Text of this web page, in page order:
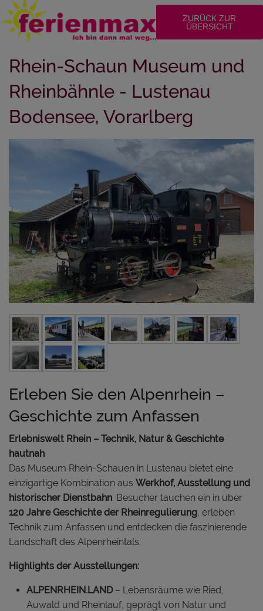
ZURÜCK ZUR
ÜBERSICHT
Rhein-Schaun Museum und
Rheinbähnle - Lustenau
Bodensee, Vorarlberg
Erleben Sie den Alpenrhein –
Geschichte zum Anfassen
Erlebniswelt Rhein – Technik, Natur & Geschichte
hautnah
Das Museum Rhein-Schauen in Lustenau bietet eine
einzigartige Kombination aus Werkhof, Ausstellung und
historischer Dienstbahn. Besucher tauchen ein in über
120 Jahre Geschichte der Rheinregulierung , erleben
Technik zum Anfassen und entdecken die faszinierende
Landschaft des Alpenrheintals.
Highlights der Ausstellungen:
ALPENRHEIN.LAND– Lebensräume wie Ried,
Auwald und Rheinlauf, geprägt von Natur und